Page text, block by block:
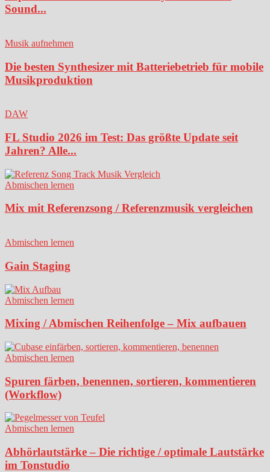
Sound...
Musik aufnehmen
Die besten Synthesizer mit Batteriebetrieb für mobile
Musikproduktion
DAW
FL Studio 2026 im Test: Das größte Update seit
Jahren? Alle...
Abmischen lernen
Mix mit Referenzsong / Referenzmusik vergleichen
Abmischen lernen
Gain Staging
Abmischen lernen
Mixing / Abmischen Reihenfolge – Mix aufbauen
Abmischen lernen
Spuren färben, benennen, sortieren, kommentieren
(Workflow)
Abmischen lernen
Abhörlautstärke – Die richtige / optimale Lautstärke
im Tonstudio